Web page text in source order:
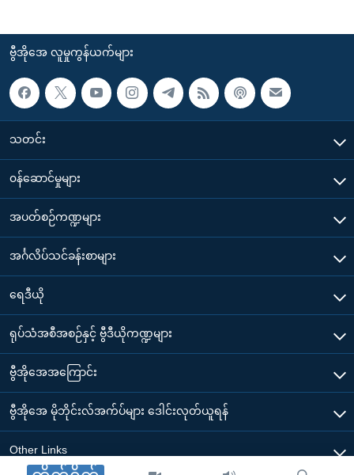
ဗွီအိုအေ လူမှုကွန်ယက်များ
သတင်း
၀န်ဆောင်မှုများ
အပတ်စဉ်ကဏ္ဍများ
အင်္ဂလိပ်သင်ခန်းစာများ
ရေဒီယို
ရုပ်သံအစီအစဉ်နှင့် ဗွီဒီယိုကဏ္ဍများ
ဗွီအိုအေအကြောင်း
ဗွီအိုအေ မိုဘိုင်းလ်အက်ပ်များ ဒေါင်းလုတ်ယူရန်
Other Links